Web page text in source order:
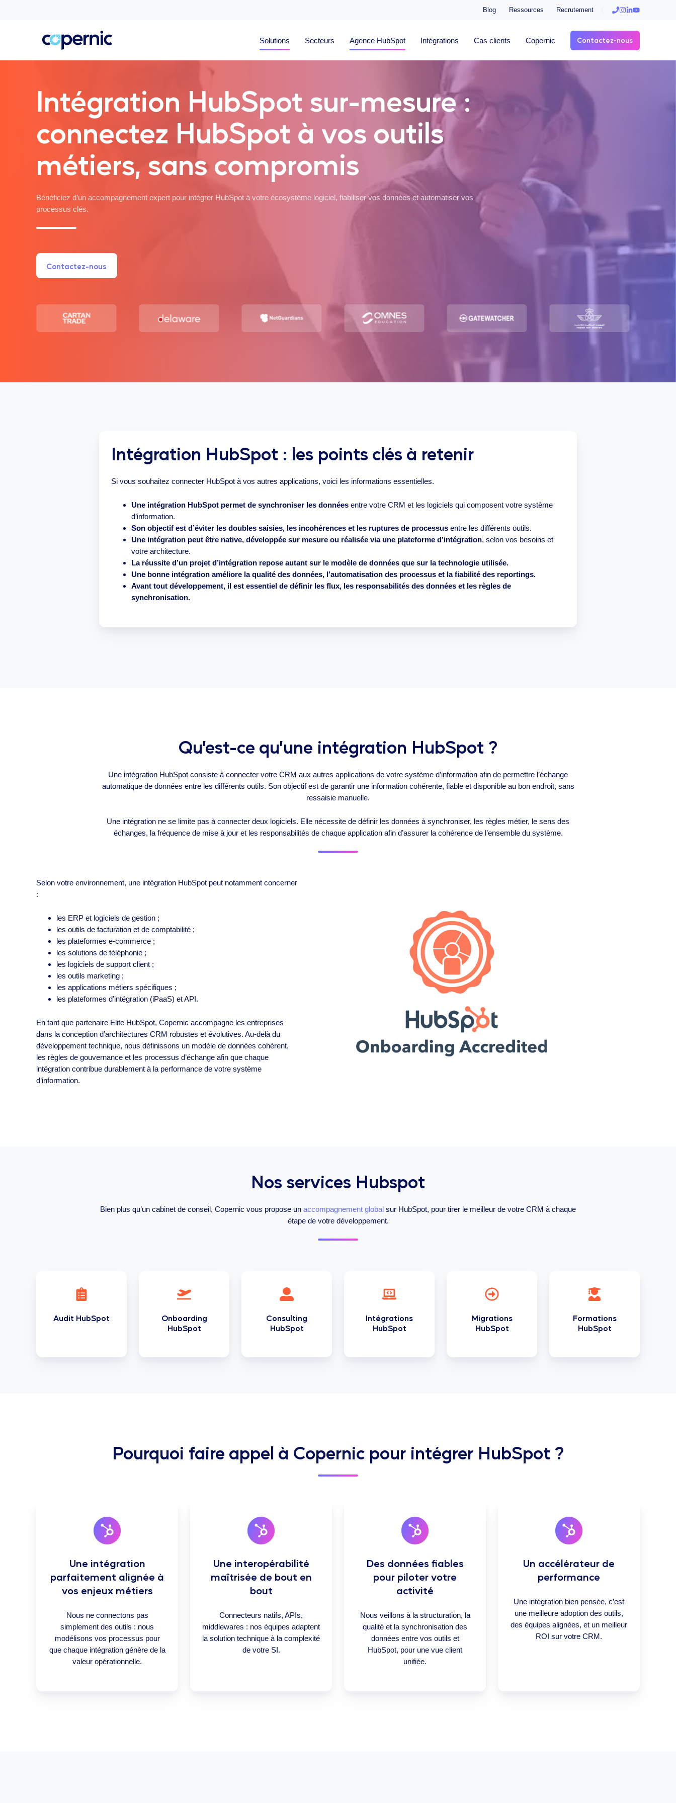
Blog Ressources Recrutement
Solutions Secteurs Agence HubSpot Intégrations Cas clients Copernic Contactez-nous
Intégration HubSpot sur-mesure :
connectez HubSpot à vos outils
métiers, sans compromis
Bénéficiez d’un accompagnement expert pour intégrer HubSpot à votre écosystème logiciel, fiabiliser vos données et automatiser vos
processus clés.
Contactez-nous
Intégration HubSpot : les points clés à retenir
Si vous souhaitez connecter HubSpot à vos autres applications, voici les informations essentielles.
Une intégration HubSpot permet de synchroniser les données entre votre CRM et les logiciels qui composent votre système
d’information.
Son objectif est d’éviter les doubles saisies, les incohérences et les ruptures de processus entre les différents outils.
Une intégration peut être native, développée sur mesure ou réalisée via une plateforme d’intégration, selon vos besoins et
votre architecture.
La réussite d’un projet d’intégration repose autant sur le modèle de données que sur la technologie utilisée.
Une bonne intégration améliore la qualité des données, l’automatisation des processus et la fiabilité des reportings.
Avant tout développement, il est essentiel de définir les flux, les responsabilités des données et les règles de
synchronisation.
Qu’est-ce qu’une intégration HubSpot ?
Une intégration HubSpot consiste à connecter votre CRM aux autres applications de votre système d’information afin de permettre l’échange
automatique de données entre les différents outils. Son objectif est de garantir une information cohérente, fiable et disponible au bon endroit, sans
ressaisie manuelle.
Une intégration ne se limite pas à connecter deux logiciels. Elle nécessite de définir les données à synchroniser, les règles métier, le sens des
échanges, la fréquence de mise à jour et les responsabilités de chaque application afin d’assurer la cohérence de l’ensemble du système.
Selon votre environnement, une intégration HubSpot peut notamment concerner
:
les ERP et logiciels de gestion ;
les outils de facturation et de comptabilité ;
les plateformes e-commerce ;
les solutions de téléphonie ;
les logiciels de support client ;
les outils marketing ;
les applications métiers spécifiques ;
les plateformes d’intégration (iPaaS) et API.
En tant que partenaire Elite HubSpot, Copernic accompagne les entreprises
dans la conception d’architectures CRM robustes et évolutives. Au-delà du
développement technique, nous définissons un modèle de données cohérent,
les règles de gouvernance et les processus d’échange afin que chaque
intégration contribue durablement à la performance de votre système
d’information.
Nos services Hubspot
Bien plus qu’un cabinet de conseil, Copernic vous propose un accompagnement global sur HubSpot, pour tirer le meilleur de votre CRM à chaque
étape de votre développement.
Audit HubSpot
HubSpot
Onboarding
HubSpot
HubSpot
Consulting
HubSpot
HubSpot
Intégrations
HubSpot
HubSpot
Migrations
HubSpot
HubSpot
Formations
HubSpot
HubSpot
Pourquoi faire appel à Copernic pour intégrer HubSpot ?
Une intégration
parfaitement alignée à
vos enjeux métiers
Nous ne connectons pas
simplement des outils : nous
modélisons vos processus pour
que chaque intégration génère de la
valeur opérationnelle.
Une interopérabilité
maîtrisée de bout en
bout
Connecteurs natifs, APIs,
middlewares : nos équipes adaptent
la solution technique à la complexité
de votre SI.
Des données fiables
pour piloter votre
activité
Nous veillons à la structuration, la
qualité et la synchronisation des
données entre vos outils et
HubSpot, pour une vue client
unifiée.
Un accélérateur de
performance
Une intégration bien pensée, c’est
une meilleure adoption des outils,
des équipes alignées, et un meilleur
ROI sur votre CRM.